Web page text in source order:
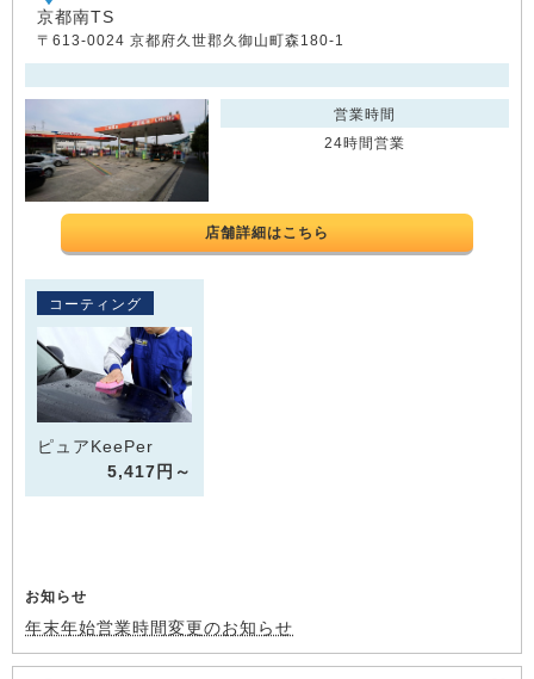
京都南TS
〒613-0024 京都府久世郡久御山町森180-1
営業時間
24時間営業
店舗詳細はこちら
コーティング
ピュアKeePer
5,417円～
お知らせ
年末年始営業時間変更のお知らせ